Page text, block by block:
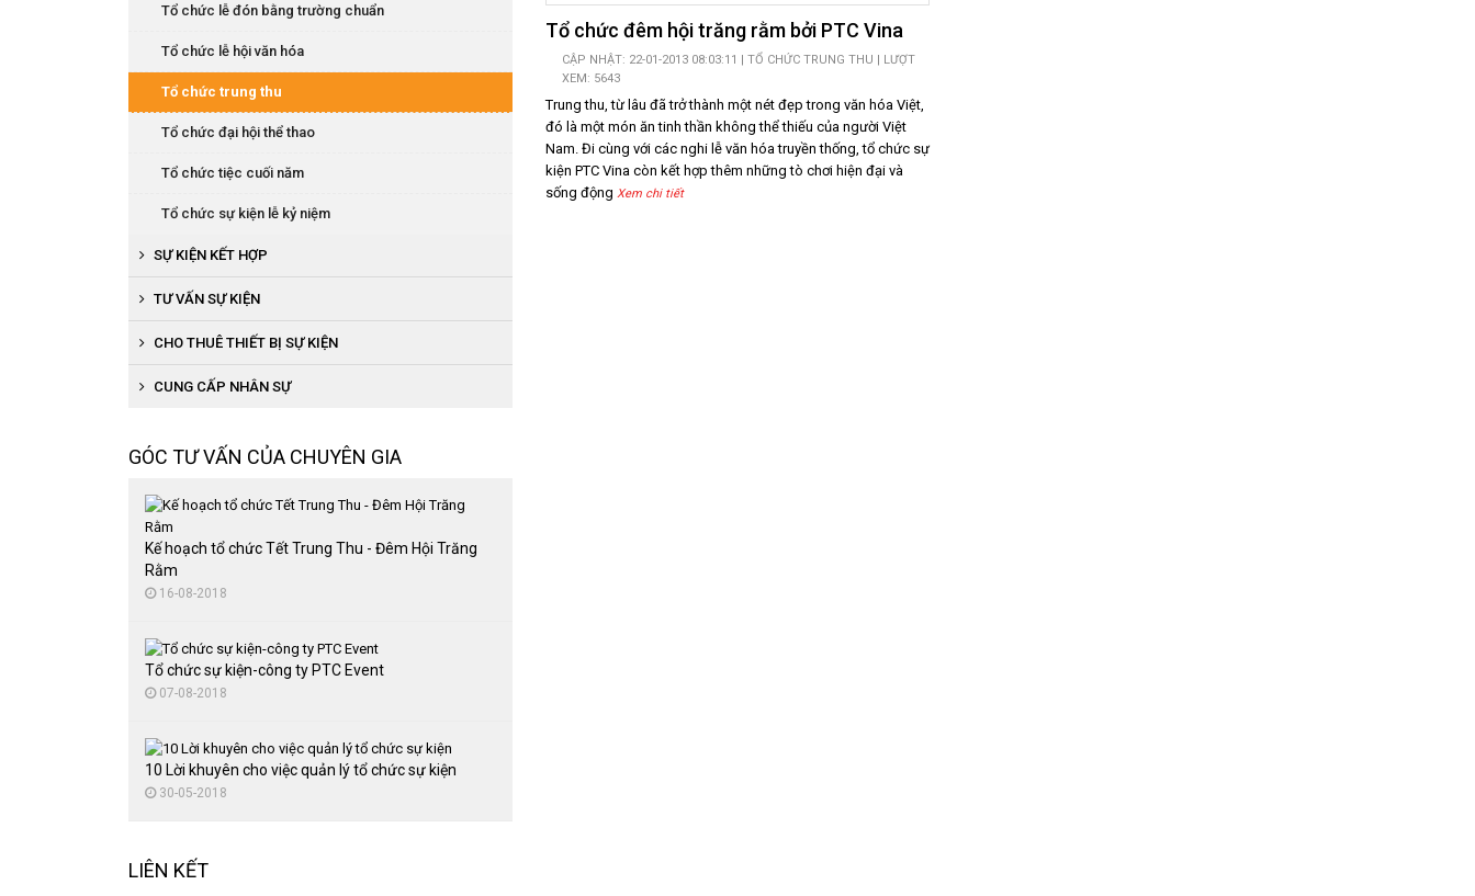
Tổ chức đêm hội trăng rằm bởi PTC Vina
CẬP NHẬT: 22-01-2013 08:03:11 | TỔ CHỨC TRUNG THU | LƯỢT
XEM: 5643
Trung thu, từ lâu đã trở thành một nét đẹp trong văn hóa Việt,
đó là một món ăn tinh thần không thể thiếu của người Việt
Nam. Đi cùng với các nghi lễ văn hóa truyền thống, tổ chức sự
kiện PTC Vina còn kết hợp thêm những tò chơi hiện đại và
sống động Xem chi tiết
Tổ chức lễ đón bằng trường chuẩn
Tổ chức lễ hội văn hóa
Tổ chức trung thu
Tổ chức đại hội thể thao
Tổ chức tiệc cuối năm
Tổ chức sự kiện lễ kỷ niệm
SỰ KIỆN KẾT HỢP
Tổ chức khai trương, khánh thành
Tổ chức lễ ra mắt sản phẩm
Tổ chức cuộc thi người đẹp, văn nghệ
Cung cấp quà tặng
TƯ VẤN SỰ KIỆN
CHO THUÊ THIẾT BỊ SỰ KIỆN
Cho thuê thiết bị âm thanh, ánh sáng
Cho thuê bàn ghế sự kiện
Thuê màn hình LED
CUNG CẤP NHÂN SỰ
GÓC TƯ VẤN CỦA CHUYÊN GIA
Kế hoạch tổ chức Tết Trung Thu - Đêm Hội Trăng
Rằm
16-08-2018
Tổ chức sự kiện-công ty PTC Event
07-08-2018
10 Lời khuyên cho việc quản lý tổ chức sự kiện
30-05-2018
LIÊN KẾT